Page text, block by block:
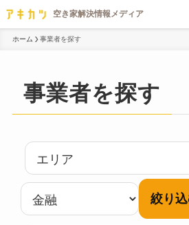
ホーム 事業者を探す
事業者を探す
絞り